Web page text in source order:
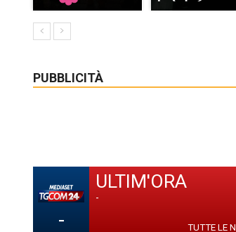
PUBBLICITÀ
-
ULTIM'ORA
-
TUTTE LE